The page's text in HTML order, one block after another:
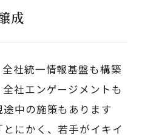
成
社統一情報基盤も構築
社エンゲージメントも
中の施策もあります
にかく、若手がイキイ